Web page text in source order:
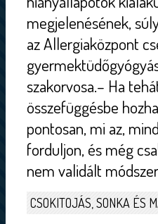
megjelenésének,
az Allergiaközpont
szakorvosa.– Ha
összefüggésbe
pontosan, mi az,
forduljon, és még
nem validált
CSOKITOJÁS, SONKA ÉS